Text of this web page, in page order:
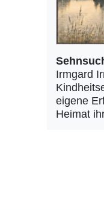
Irmgard
eigene
Heimat